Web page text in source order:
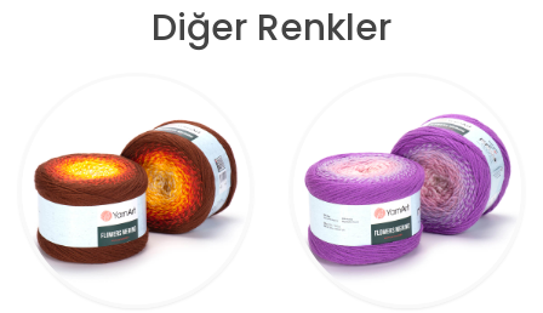
Diğer Renkler